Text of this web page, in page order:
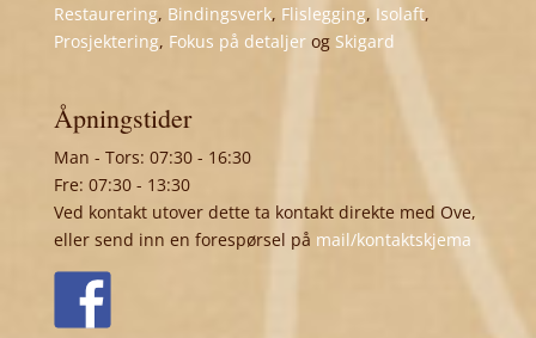
Restaurering, Bindingsverk, Flislegging, Isolaft,
Prosjektering, Fokus på detaljerog Skigard
Åpningstider
Man - Tors: 07:30 - 16:30
Fre: 07:30 - 13:30
Ved kontakt utover dette ta kontakt direkte med Ove,
eller send inn en forespørsel på mail/kontaktskjema